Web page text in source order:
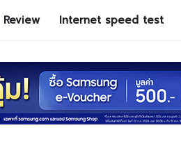
Review Internet speed test